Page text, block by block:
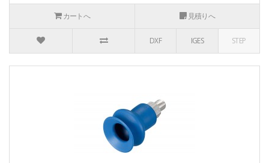
カートへ 見積りへ
DXF IGES STEP